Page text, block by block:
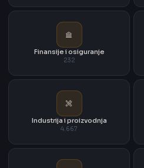
Finansije i osiguranje
232
Industrija i proizvodnja
4.667